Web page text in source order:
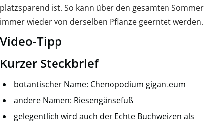
platzsparend ist. So kann über den gesamten Sommer
immer wieder von derselben Pflanze geerntet werden.
Video-Tipp
Kurzer Steckbrief
botantischer Name: Chenopodium giganteum
andere Namen: Riesengänsefuß
gelegentlich wird auch der Echte Buchweizen als